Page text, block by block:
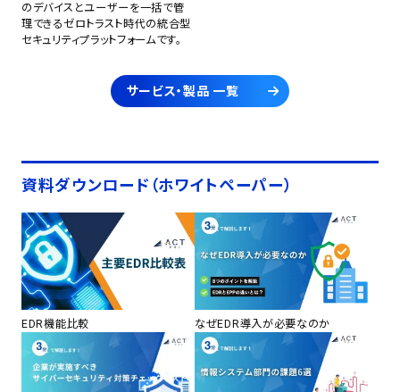
のデバイスとユーザーを一括で管
理できるゼロトラスト時代の統合型
セキュリティプラットフォームです。
サービス・製品 一覧
資料ダウンロード（ホワイトペーパー）
EDR機能比較 なぜEDR導入が必要なのか